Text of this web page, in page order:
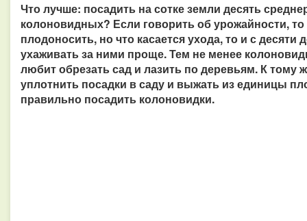
Что лучше: посадить на сотке земли десять
колоновидных? Если говорить об урожайности,
плодоносить, но что касается ухода, то и с
ухаживать за ними проще. Тем не менее
любит обрезать сад и лазить по деревьям. К
уплотнить посадки в саду и выжать из единицы
правильно посадить колоновидки.